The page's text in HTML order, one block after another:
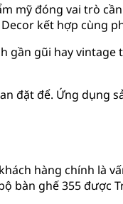
mỹ đóng vai trò
kết hợp cùng
gũi hay
đặt để. Ứng dụng
hàng chính là
bàn ghế 355